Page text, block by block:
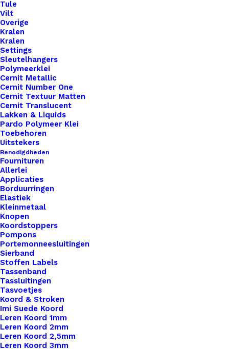
Tule
Vilt
Overige
Kralen
Kralen
Settings
Sleutelhangers
Polymeerklei
Cernit Metallic
Cernit Number One
Cernit Textuur Matten
Cernit Translucent
Lakken & Liquids
Pardo Polymeer Klei
Toebehoren
Uitstekers
Benodigdheden
Fournituren
Allerlei
Applicaties
Borduurringen
Elastiek
Kleinmetaal
Knopen
Koordstoppers
Pompons
Portemonneesluitingen
Sierband
Stoffen Labels
Tassenband
Tassluitingen
Tasvoetjes
Koord & Stroken
Imi Suede Koord
Leren Koord 1mm
Leren Koord 2mm
Leren Koord 2,5mm
Leren Koord 3mm
Vorm
1xLittle Label Live Love Create
Little
Label
Live
Love
Create
aantal
Toevoegen aan winkelwagen
Toevoegen aan verlanglijst
Artikelnummer
Categorie